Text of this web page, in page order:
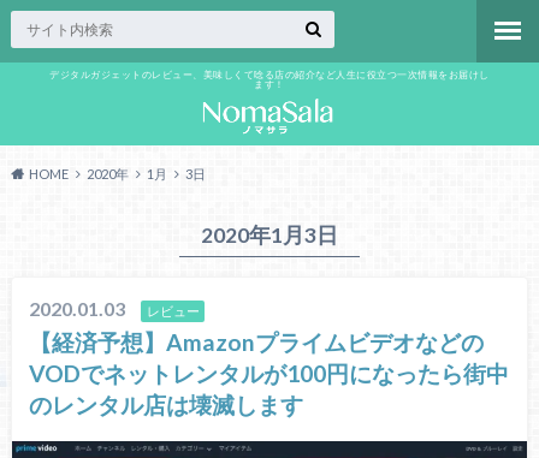
デジタルガジェットのレビュー、美味しくて唸る店の紹介など人生に役立つ一次情報をお届けし
ます！
HOME 2020年 1月 3日
2020年1月3日
2020.01.03 レビュー
【経済予想】Amazonプライムビデオなどの
VODでネットレンタルが100円になったら街中
のレンタル店は壊滅します